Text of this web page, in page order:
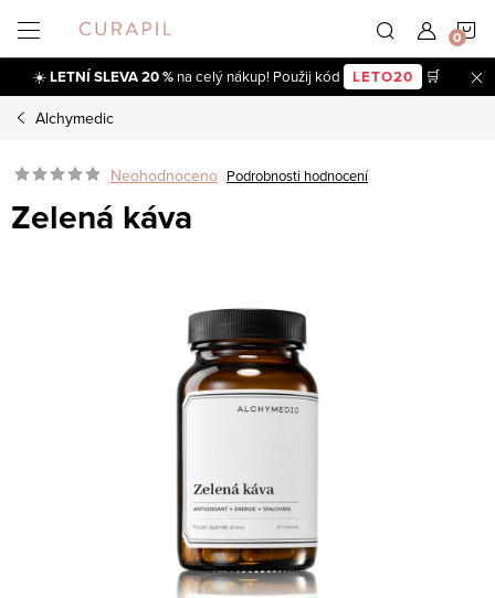
obsah
☀️LETNÍ SLEVA 20 % na celý nákup! Použij kód LETO20 🛒
Alchymedic
Neohodnoceno Podrobnosti hodnocení
Zelená káva